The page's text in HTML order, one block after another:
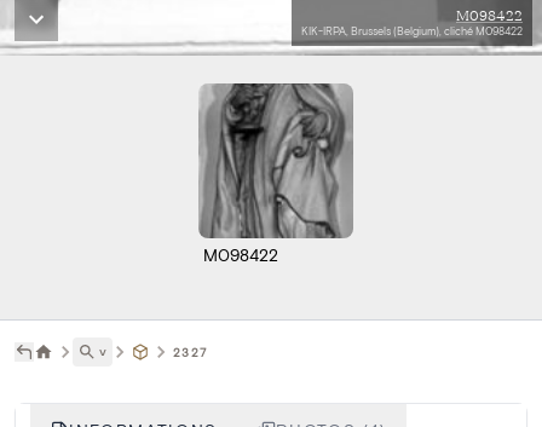
M098422
KIK-IRPA, Brussels (Belgium), cliché M098422
M098422
˅ 2327